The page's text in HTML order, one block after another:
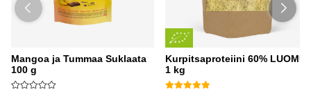
Mangoa ja Tummaa Suklaata
100 g
Kurpitsaproteiini 60% LUOMU
1 kg